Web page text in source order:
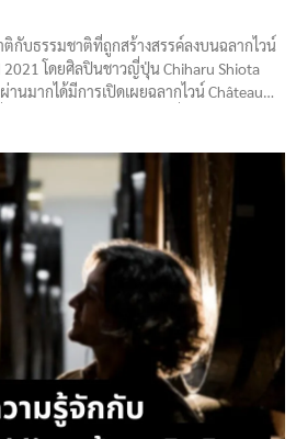
ติกับธรรมชาติที่ถูกสร้างสรรค์ลงบนฉลากไวน์
โดยศิลปินชาวญี่ปุ่น Chiharu Shiota
นมากได้มีการเปิดเผยฉลากไวน์ Château
ยงระหว่างผู้คนกับธรรมชาติระหว่างการเยือน
งให้เห็นเงาของมนุษย์คนหนึ่งที่มีเชือกเชื่อม
องุ่นสื่อให้เห็นความสมดุลระหว่างธรรมชาติ
สื่อให้เห็นความเชื่อมโยงระหว่างมนุษย์กับสิ่ง
ทั้งสี่